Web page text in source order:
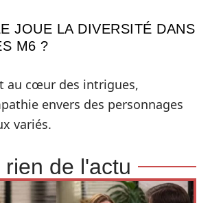
JOUE LA DIVERSITÉ DANS
M6 ?
au cœur des intrigues,
envers des personnages
variés.
de l'actu